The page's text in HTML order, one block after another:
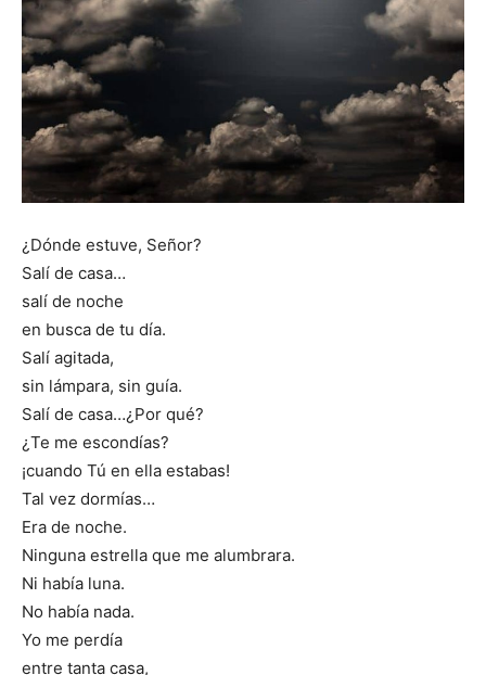
¿Dónde estuve, Señor?
Salí de casa…
salí de noche
en busca de tu día.
Salí agitada,
sin lámpara, sin guía.
Salí de casa…¿Por qué?
¿Te me escondías?
¡cuando Tú en ella estabas!
Tal vez dormías…
Era de noche.
Ninguna estrella que me alumbrara.
Ni había luna.
No había nada.
Yo me perdía
entre tanta casa,